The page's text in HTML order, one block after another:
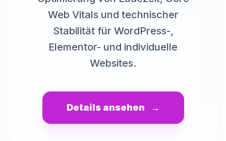
Web Vitals und technischer
Stabilität für WordPress-,
Elementor- und individuelle
Websites.
Details ansehen →